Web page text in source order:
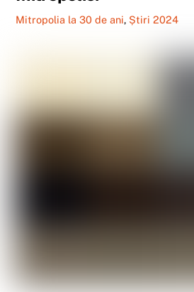
Mitropolia la 30 de ani, Știri 2024